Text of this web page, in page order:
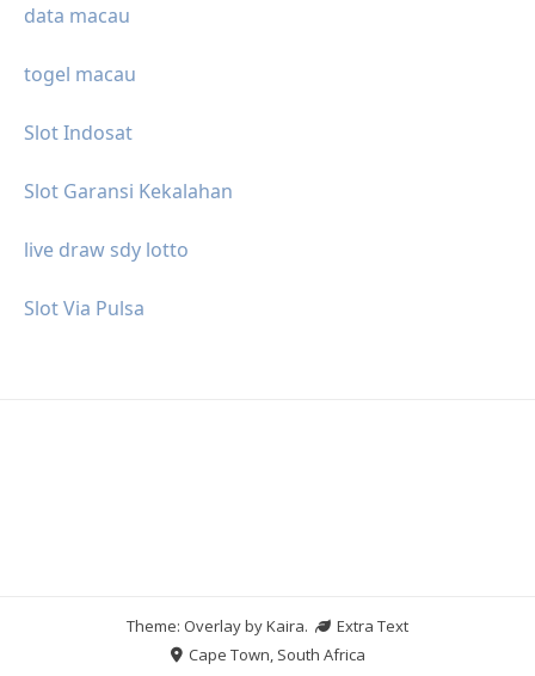
data macau
togel macau
Slot Indosat
Slot Garansi Kekalahan
live draw sdy lotto
Slot Via Pulsa
Theme: Overlay byKaira.
Extra Text
Cape Town, South Africa